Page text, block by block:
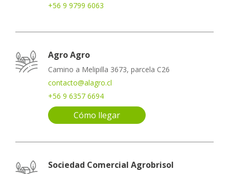
+56 9 9799 6063
Agro Agro
Camino a Melipilla 3673, parcela C26
contacto@alagro.cl
+56 9 6357 6694
Cómo llegar
Sociedad Comercial Agrobrisol